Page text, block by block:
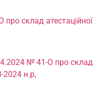
склад атестаційної
№ 41-О про склад
2024 н.р,